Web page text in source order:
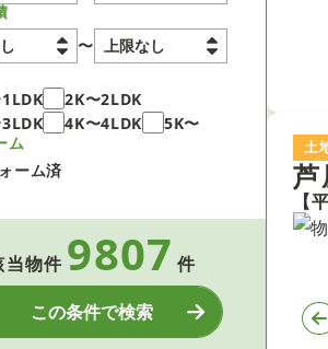
〜
2K〜2LDK
4K〜4LDK
5K〜
ム
ーム済
当物件 9807 件
この条件で検索
土